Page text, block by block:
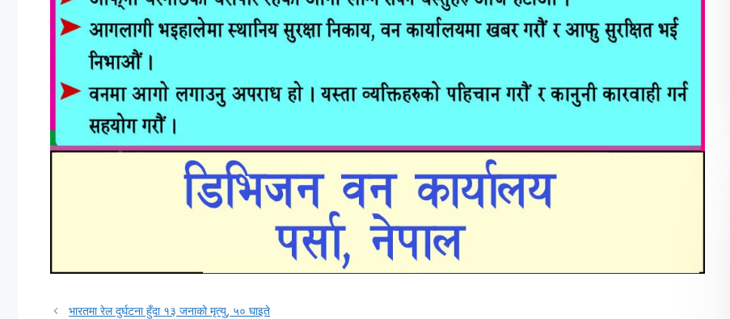
भारतमा रेल दुर्घटना हुँदा १३ जनाको मृत्यु, ५० घाइते